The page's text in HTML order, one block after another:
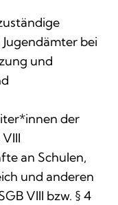
bei
und
der
an Schulen,
und anderen
VIII bzw. § 4